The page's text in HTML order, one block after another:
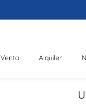
Venta Alquiler